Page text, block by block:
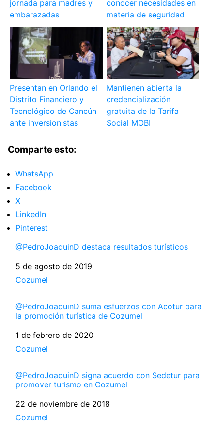
jornada para madres y
embarazadas
conocer necesidades en
materia de seguridad
Presentan en Orlando el
Distrito Financiero y
Tecnológico de Cancún
ante inversionistas
Mantienen abierta la
credencialización
gratuita de la Tarifa
Social MOBI
Comparte esto:
WhatsApp
Facebook
X
LinkedIn
Pinterest
@PedroJoaquinD destaca resultados turísticos
Fecha
5 de agosto de 2019
Respecto a
Cozumel
@PedroJoaquinD suma esfuerzos con Acotur para
la promoción turística de Cozumel
Fecha
1 de febrero de 2020
Respecto a
Cozumel
@PedroJoaquinD signa acuerdo con Sedetur para
promover turismo en Cozumel
Fecha
22 de noviembre de 2018
Respecto a
Cozumel